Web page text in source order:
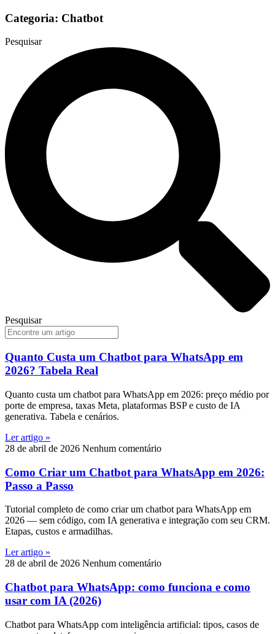
Chatbot
Categoria: Chatbot
Pesquisar
Pesquisar
Quanto Custa um Chatbot para WhatsApp em
2026? Tabela Real
Quanto custa um chatbot para WhatsApp em 2026: preço médio por
porte de empresa, taxas Meta, plataformas BSP e custo de IA
generativa. Tabela e cenários.
Ler artigo »
28 de abril de 2026 Nenhum comentário
Como Criar um Chatbot para WhatsApp em 2026:
Passo a Passo
Tutorial completo de como criar um chatbot para WhatsApp em
2026 — sem código, com IA generativa e integração com seu CRM.
Etapas, custos e armadilhas.
Ler artigo »
28 de abril de 2026 Nenhum comentário
Chatbot para WhatsApp: como funciona e como
usar com IA (2026)
Chatbot para WhatsApp com inteligência artificial: tipos, casos de